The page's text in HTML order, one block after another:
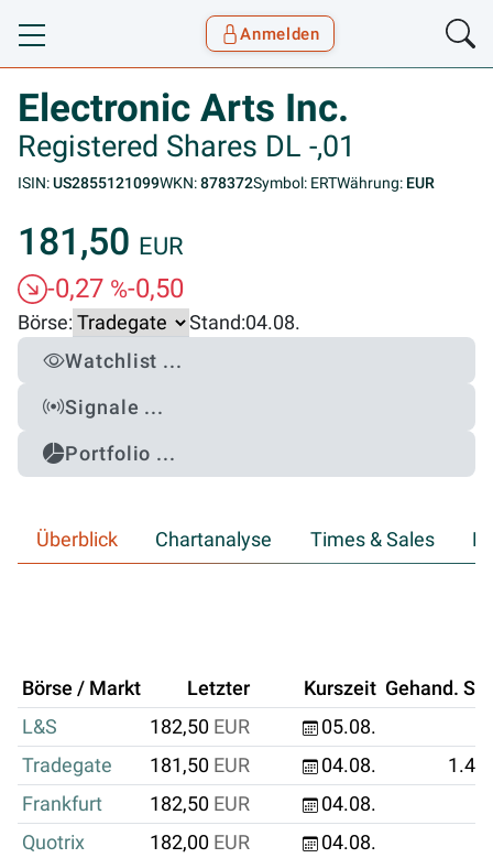
Toggle navigation
Anmelden
Electronic Arts Inc.
Registered Shares DL -,01
ISIN:US2855121099WKN:878372Symbol: ERTWährung: EUR
181,50 EUR
-0,27 %-0,50
Börse: Stand:04.08.
Watchlist ...
Signale ...
Portfolio ...
Überblick Chartanalyse Times & Sales
Börse / Markt Letzter Kurszeit Gehand.
L&S
182,50 EUR
05.08.
Tradegate
181,50 EUR 04.08.
Frankfurt
182,50 EUR 04.08.
Quotrix
182,00 EUR 04.08.